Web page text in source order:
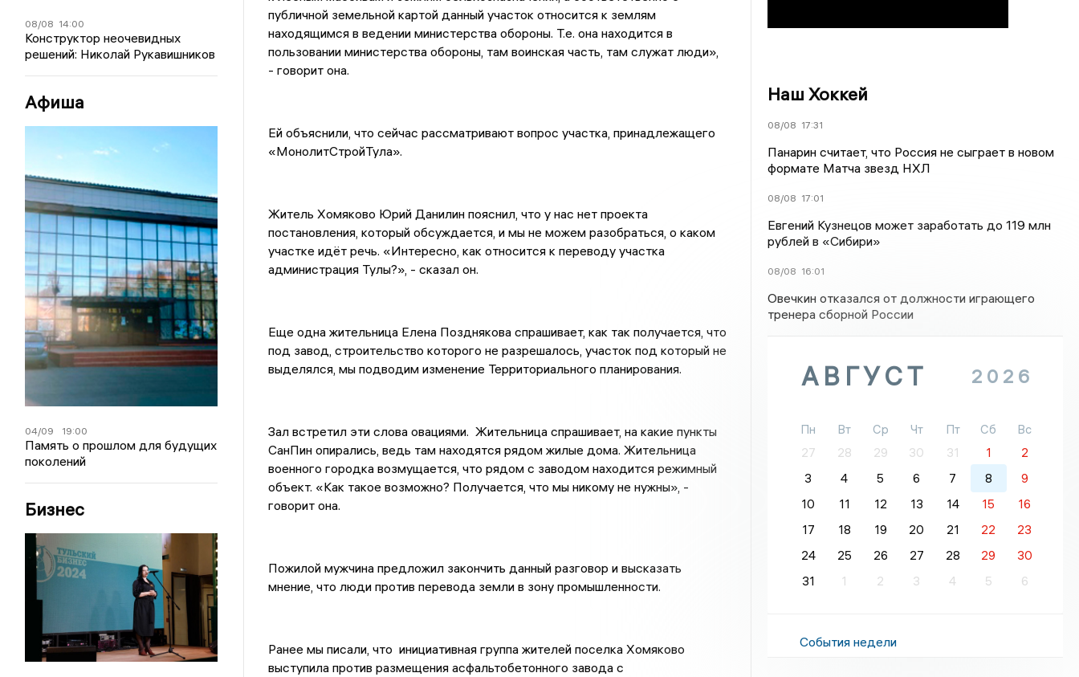
08/08 14:00
Конструктор неочевидных
решений: Николай Рукавишников
Афиша
04/09 19:00
Память о прошлом для будущих
поколений
Бизнес
публичной земельной картой данный участок относится к землям
находящимся в ведении министерства обороны. Т.е. она находится в
пользовании министерства обороны, там воинская часть, там служат люди»,
- говорит она.
Ей объяснили, что сейчас рассматривают вопрос участка, принадлежащего
«МонолитСтройТула».
Житель Хомяково Юрий Данилин пояснил, что у нас нет проекта
постановления, который обсуждается, и мы не можем разобраться, о каком
участке идёт речь. «Интересно, как относится к переводу участка
администрация Тулы?», - сказал он.
Еще одна жительница Елена Позднякова спрашивает, как так получается, что
под завод, строительство которого не разрешалось, участок под который не
выделялся, мы подводим изменение Территориального планирования.
Зал встретил эти слова овациями. Жительница спрашивает, на какие пункты
СанПин опирались, ведь там находятся рядом жилые дома. Жительница
военного городка возмущается, что рядом с заводом находится режимный
объект. «Как такое возможно? Получается, что мы никому не нужны», -
говорит она.
Пожилой мужчина предложил закончить данный разговор и высказать
мнение, что люди против перевода земли в зону промышленности.
Ранее мы писали, что инициативная группа жителей поселка Хомяково
выступила против размещения асфальтобетонного завода с
Наш Хоккей
08/08 17:31
Панарин считает, что Россия не сыграет в новом
формате Матча звезд НХЛ
08/08 17:01
Евгений Кузнецов может заработать до 119 млн
рублей в «Сибири»
08/08 16:01
Овечкин отказался от должности играющего
тренера сборной России
АВГУСТ 2026
Пн Вт Ср Чт Пт Сб
Вс
27
28 29 30 31 1
2
3
4 5 6 7 8
9
10
11 12 13 14 15
16
17
18 19 20 21 22
23
24
25 26 27 28 29
30
31
1 2 3 4 5 6
События недели